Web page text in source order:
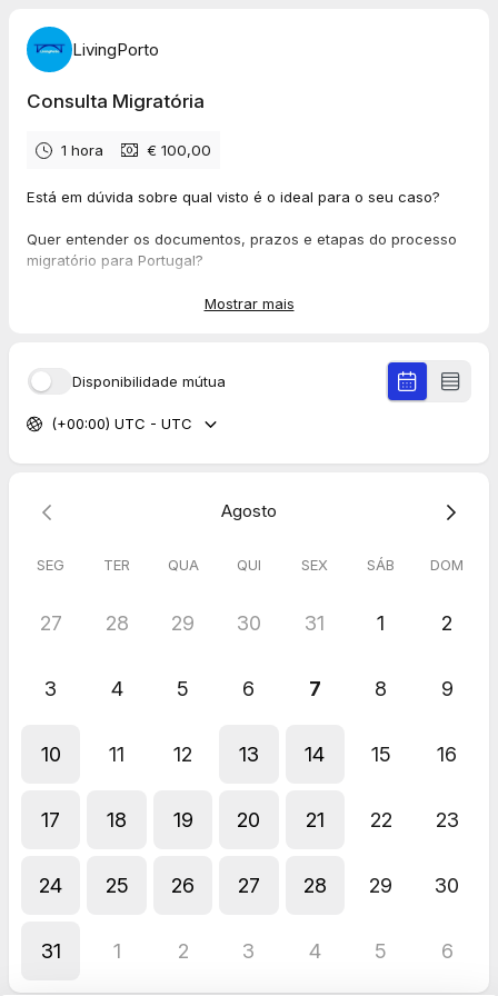
LivingPorto
Consulta Migratória
1 hora € 100,00
Está em dúvida sobre qual visto é o ideal para o seu caso?
Quer entender os documentos, prazos e etapas do processo
migratório para Portugal?
consulta migratória, você terá:
📋 Análise do seu perfil para definição do
visto mais
📑 Explicação clara sobre os
Ao final, você terá um
plano claro para seguir com
Mostrar mais
Disponibilidade mútua
(+00:00) UTC - UTC
Agosto
SEG TER QUA QUI SEX SÁB DOM
27 28 29 30 31 1 2
3 4 5 6 7 8 9
10 11 12 13 14 15 16
17 18 19 20 21 22 23
24 25 26 27 28 29 30
31 1 2 3 4 5 6